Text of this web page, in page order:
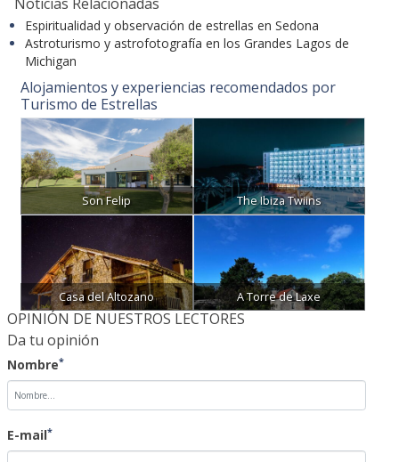
Astroturismo y astrofotografía en los Grandes Lagos de
Michigan
Alojamientos y experiencias recomendados por
Turismo de Estrellas
Son Felip The Ibiza Twiins
Casa del Altozano A Torre de Laxe
OPINIÓN DE NUESTROS LECTORES
Da tu opinión
Nombre *
E-mail*